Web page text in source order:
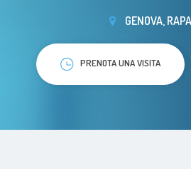
GENOVA,
PRENOTA UNA VISITA